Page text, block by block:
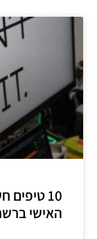
10
האישי